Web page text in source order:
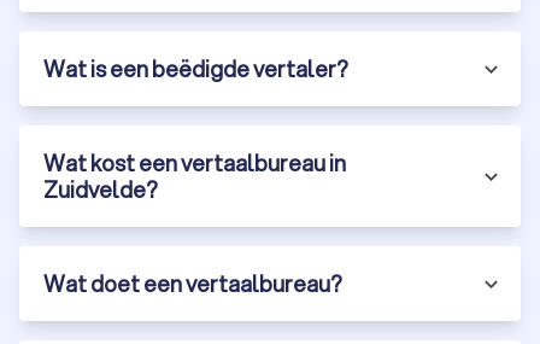
en vraag naar referenties.
Certificeringen:Een gecertificeerd vertaalbureau met
ISO-certificeringen garandeert hoge
kwaliteitsstandaarden.
Snelheid en levertijd:vraag naar de doorlooptijd en
Prijs en transparantie:kies een professioneel
vertaalbureau dat transparante tarieven hanteert.
Vertaalbureau in Zuidvelde via Trustoo
Wil je zeker weten dat jouw vertaling professioneel en
accuraat is? Vraag gratis en vrijblijvend offertes aan via
Wat is een beëdigde vertaler?
Wat kost een vertaalbureau in
Zuidvelde?
Wat doet een vertaalbureau?